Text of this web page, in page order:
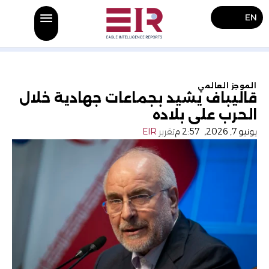
EN
الموجز العالمي
قاليباف يشيد بجماعات جهادية خلال
الحرب على بلاده
يونيو 7, 2026 , 2:57 م تقرير EIR